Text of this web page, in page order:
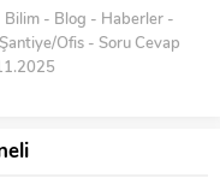
Bilim Blog
Haberler
Şantiye/Ofis
Soru Cevap